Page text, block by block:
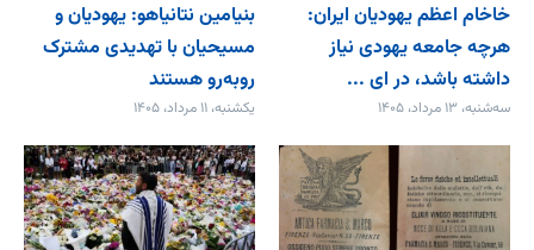
خاخام اعظم یهودیان ایران:
هرچه جامعه یهودی نیاز
داشته باشد، در ای ...
سه‌شنبه، ۱۳ مرداد، ۱۴۰۵
بنیامین نتانیاهو: یهودیان و
مسیحیان با تهدیدی مشترک
روبه‌رو هستند
یکشنبه، ۱۱ مرداد، ۱۴۰۵